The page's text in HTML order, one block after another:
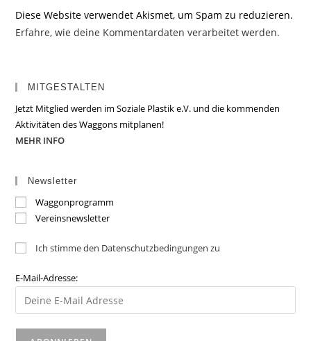
Diese Website verwendet Akismet, um Spam zu reduzieren.
Erfahre, wie deine Kommentardaten verarbeitet werden.
MITGESTALTEN
Jetzt Mitglied werden im Soziale Plastik e.V. und die kommenden
Aktivitäten des Waggons mitplanen!
MEHR INFO
Newsletter
Waggonprogramm
Vereinsnewsletter
Ich stimme den Datenschutzbedingungen zu
E-Mail-Adresse: